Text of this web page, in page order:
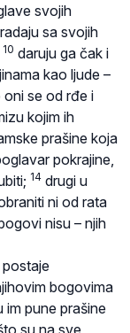
svojih
sa svojih
10 daruju ga čak i
kao ljude –
se od rđe i
kojim ih
prašine koja
pokrajine,
14 drugi u
ni od rata
nisu – njih
bogovima
im pune prašine
su na sve